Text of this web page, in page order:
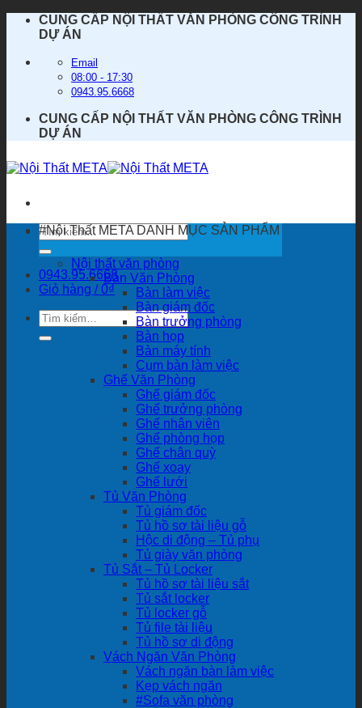
dung
CUNG CẤP NỘI THẤT VĂN PHÒNG CÔNG TRÌNH
DỰ ÁN
Email
08:00 - 17:30
0943.95.6668
CUNG CẤP NỘI THẤT VĂN PHÒNG CÔNG TRÌNH
DỰ ÁN
Tìm
kiếm:
0943.95.6668
Giỏ hàng /0₫
Tìm
kiếm:
#Nội Thất META DANH MỤC SẢN PHẨM
Nội thất văn phòng
Bàn Văn Phòng
Bàn làm việc
Bàn giám đốc
Bàn trưởng phòng
Bàn họp
Bàn máy tính
Cụm bàn làm việc
Ghế Văn Phòng
Ghế giám đốc
Ghế trưởng phòng
Ghế nhân viên
Ghế phòng họp
Ghế chân quỳ
Ghế xoay
Ghế lưới
Tủ Văn Phòng
Tủ giám đốc
Tủ hồ sơ tài liệu gỗ
Hộc di động – Tủ phụ
Tủ giày văn phòng
Tủ Sắt – Tủ Locker
Tủ hồ sơ tài liệu sắt
Tủ sắt locker
Tủ locker gỗ
Tủ file tài liệu
Tủ hồ sơ di động
Vách Ngăn Văn Phòng
Vách ngăn bàn làm việc
Kẹp vách ngăn
#Sofa văn phòng